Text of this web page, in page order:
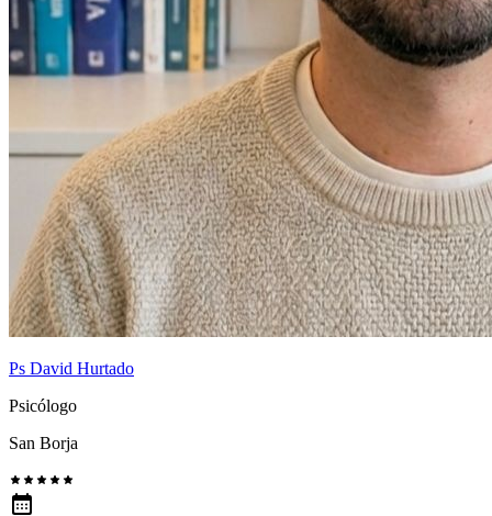
Ps David Hurtado
Psicólogo
San Borja